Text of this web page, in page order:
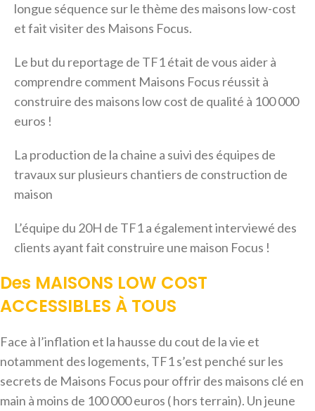
longue séquence sur le thème des maisons low-cost
et fait visiter des Maisons Focus.
Le but du reportage de TF1 était de vous aider à
comprendre comment Maisons Focus réussit à
construire des maisons low cost de qualité à 100 000
euros !
La production de la chaine a suivi des équipes de
travaux sur plusieurs chantiers de construction de
maison
L’équipe du 20H de TF1 a également interviewé des
clients ayant fait construire une maison Focus !
Des MAISONS LOW COST
ACCESSIBLES À TOUS
Face à l’inflation et la hausse du cout de la vie et
notamment des logements, TF1 s’est penché sur les
secrets de Maisons Focus pour offrir des maisons clé en
main à moins de 100 000 euros ( hors terrain). Un jeune